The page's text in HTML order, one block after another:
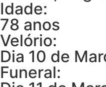
Idade:
78 anos
Velório:
Dia 10 de
Funeral: